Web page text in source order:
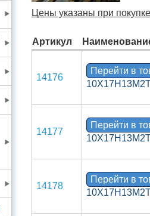
Цены указаны при
Артикул
14176
Перейти в
14177
Перейти в
14178
Перейти в